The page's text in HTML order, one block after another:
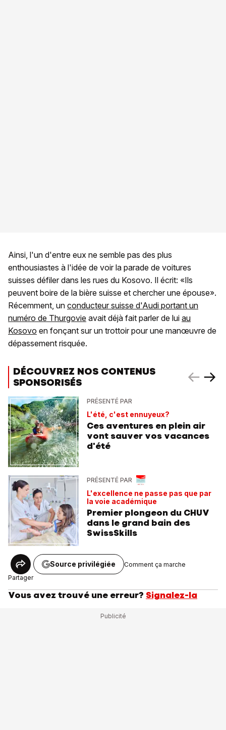
Ainsi, l'un d'entre eux ne semble pas des plus
enthousiastes à l'idée de voir la parade de voitures
suisses défiler dans les rues du Kosovo. Il écrit: «Ils
peuvent boire de la bière suisse et chercher une épouse».
Récemment, un conducteur suisse d'Audi portant un
numéro de Thurgovie avait déjà fait parler de lui au
Kosovo en fonçant sur un trottoir pour une manœuvre de
dépassement risquée.
DÉCOUVREZ NOS CONTENUS
SPONSORISÉS
PRÉSENTÉ PAR
L'été, c'est ennuyeux?
Ces aventures en plein air
vont sauver vos vacances
d'été
PRÉSENTÉ PAR
L'excellence ne passe pas que par
la voie académique
Premier plongeon du CHUV
dans le grand bain des
SwissSkills
Partager
Source privilégiée Comment ça marche
Vous avez trouvé une erreur? Signalez-la